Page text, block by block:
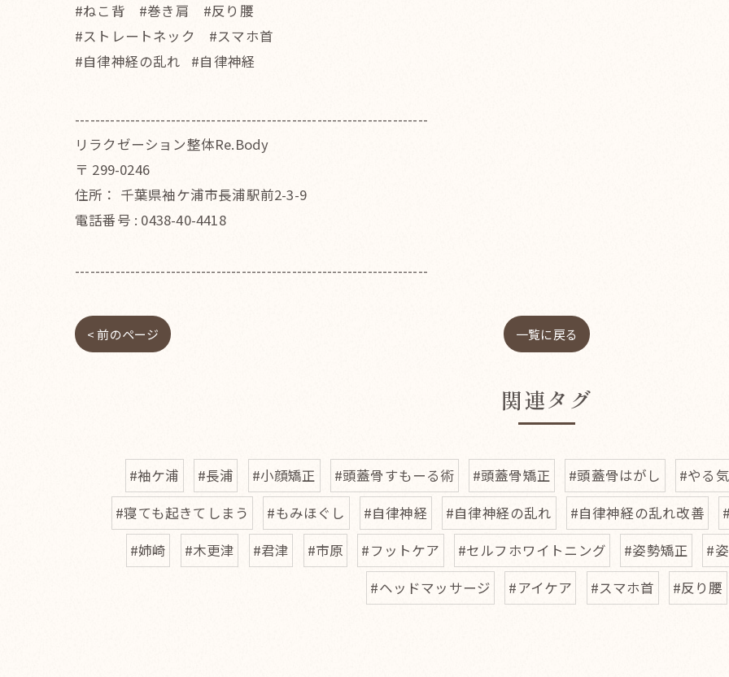
#ねこ背 #巻き肩 #反り腰
#ストレートネック #スマホ首
#自律神経の乱れ #自律神経
----------------------------------------------------------------------
リラクゼーション整体Re.Body
〒 299-0246
住所： 千葉県袖ケ浦市長浦駅前2-3-9
電話番号 : 0438-40-4418
----------------------------------------------------------------------
< 前のページ 一覧に戻る
関連タグ
#袖ケ浦 #長浦 #小顔矯正 #頭蓋骨すもーる術 #頭蓋骨矯正 #頭蓋骨はがし
#やる
#寝ても起きてしまう
#もみほぐし #自律神経 #自律神経の乱れ #自律神経の乱れ改善
#姉崎
#木更津 #君津 #市原 #フットケア #セルフホワイトニング #姿勢矯正
#
#ヘッドマッサージ
#アイケア #スマホ首 #反り腰